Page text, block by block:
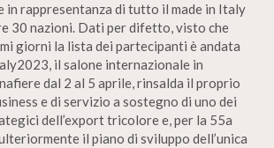
in rappresentanza di tutto il made in Italy
30 nazioni. Dati per difetto, visto che
giorni la lista dei partecipanti è andata
il salone internazionale in
dal 2 al 5 aprile, rinsalda il proprio
e di servizio a sostegno di uno dei
dell’export tricolore e, per la 55a
il piano di sviluppo dell’unica